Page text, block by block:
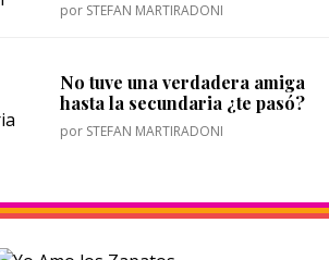
por STEFAN MARTIRADONI
No tuve una verdadera amiga
hasta la secundaria ¿te pasó?
por STEFAN MARTIRADONI